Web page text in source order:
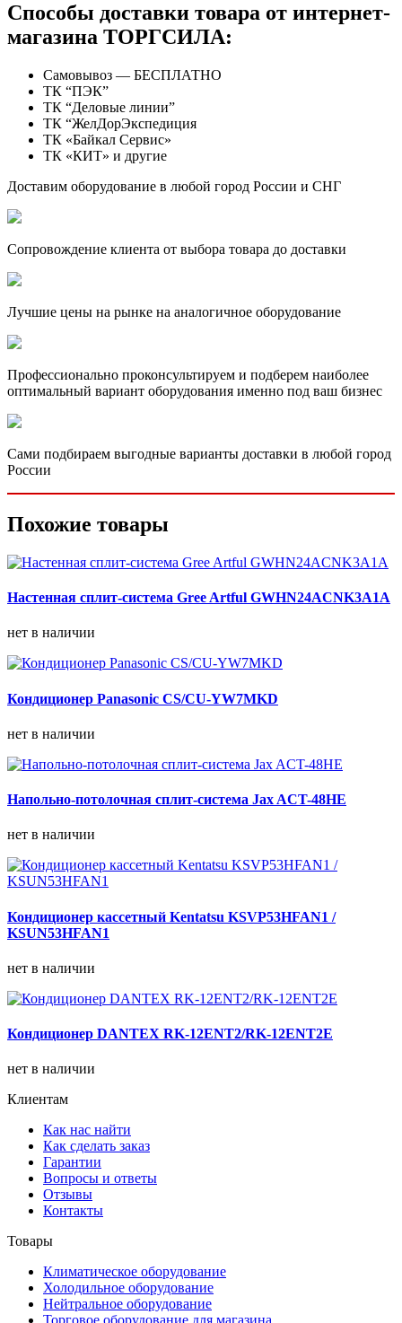
Способы доставки товара от интернет-
магазина ТОРГСИЛА:
Самовывоз — БЕСПЛАТНО
ТК “ПЭК”
ТК “Деловые линии”
ТК “ЖелДорЭкспедиция
ТК «Байкал Сервис»
ТК «КИТ» и другие
Доставим оборудование в любой город России и СНГ
Сопровождение клиента от выбора товара до доставки
Лучшие цены на рынке на аналогичное оборудование
Профессионально проконсультируем и подберем наиболее
оптимальный вариант оборудования именно под ваш бизнес
Сами подбираем выгодные варианты доставки в любой город
России
Похожие товары
Настенная сплит-система Gree Artful GWHN24ACNK3A1A
нет в наличии
Кондиционер Panasonic CS/CU-YW7MKD
нет в наличии
Напольно-потолочная сплит-система Jax ACT-48HE
нет в наличии
Кондиционер кассетный Kentatsu KSVP53HFAN1 /
KSUN53HFAN1
нет в наличии
Кондиционер DANTEX RK-12ENT2/RK-12ENT2E
нет в наличии
Клиентам
Как нас найти
Как сделать заказ
Гарантии
Вопросы и ответы
Отзывы
Контакты
Товары
Климатическое оборудование
Холодильное оборудование
Нейтральное оборудование